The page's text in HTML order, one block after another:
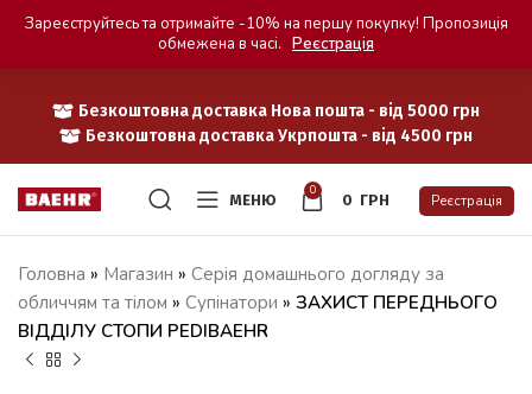
Безкоштовна доставка Нова пошта - від 5000 грн
Безкоштовна доставка Укрпошта - від 4500 грн
МЕНЮ
0
0 ГРН Реєстрація
Головна » Магазин » Серія домашнього догляду за
обличчям та тілом » Супінатори » ЗАХИСТ ПЕРЕДНЬОГО
ВІДДІЛУ СТОПИ PEDIBAEHR
Зареєструйтесь та отримайте -10% на першу покупку! Пропозиція
обмежена в часі. Реєстрація